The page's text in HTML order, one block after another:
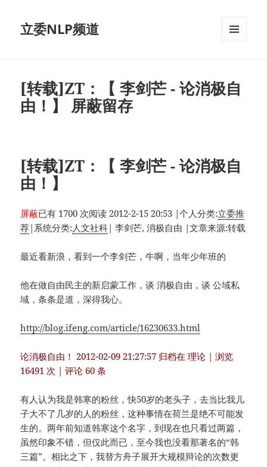
立委NLP频道
[转载]ZT：【 李剑芒 - 论消极自
由！】 屏蔽留存
[转载]ZT：【 李剑芒 - 论消极自
由！】
屏蔽已有 1700 次阅读 2012-2-15 20:53 |个人分类:立委推
荐| 系统分类:人文社科| 李剑芒, 消极自由 |文章来源:转载
最近看新浪，看到一个李剑芒，牛啊，当年少年班的
他在做自由民主的新启蒙工作，谈 消极自由，谈 公域私
域，条条是道，深得我心。
http://blog.ifeng.com/article/16230633.html
论消极自由！ 2012-02-09 21:27:57 归档在 理论 | 浏览
16491 次 | 评论 60 条
有人认为我是韩寒的粉丝，快50岁的老头子，去当比我儿
子大不了几岁的人的粉丝，这种事情在荷兰是绝不可能发
生的。两年前知道韩寒这个名字，到现在也只看过两篇，
虽然印象不错，但仅此而已，至今我也没看那著名的“韩
三篇”。相比之下，我替方舟子展开大规模辩论的次数更